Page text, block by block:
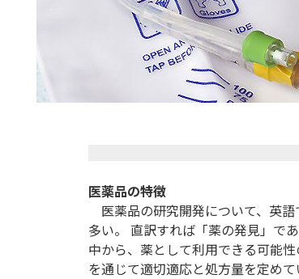
医薬品の特徴
医薬品の研究開発について、英
多い。 直訳すれば「薬の発見」で
中から、薬として利用できる可能
を通じて適切適応と処方量を定め